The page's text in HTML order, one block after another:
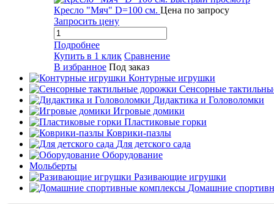
Кресло "Мяч" D=100 см. Цена по запросу
Запросить цену
Подробнее
Купить в 1 клик Сравнение
В избранное Под заказ
Контурные игрушки
Сенсорные
Дидактика и Головоломки
Игровые домики
Пластиковые горки
Коврики-пазлы
Для детского сада
Оборудование
Мольберты
Разивающие игрушки
Домашние